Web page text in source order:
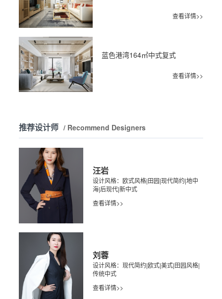
查看详情>>
蓝色港湾164㎡中式复式
查看详情>>
推荐设计师 / Recommend Designers
汪岩
设计风格：欧式风格|田园|现代简约|地中
海|后现代|新中式
查看详情>>
刘蓉
设计风格：现代简约|欧式|美式|田园风格|
传统中式
查看详情>>